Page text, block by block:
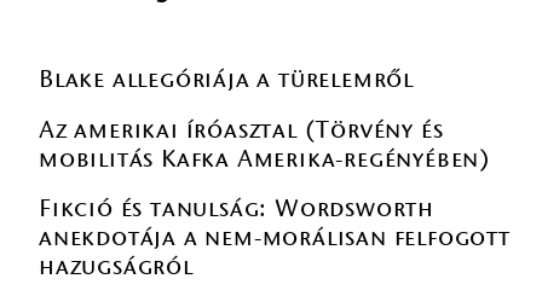
Blake allegóriája a türelemről
Az amerikai íróasztal (Törvény és
mobilitás Kafka Amerika-regényében)
Fikció és tanulság: Wordsworth
anekdotája a nem-morálisan felfogott
hazugságról